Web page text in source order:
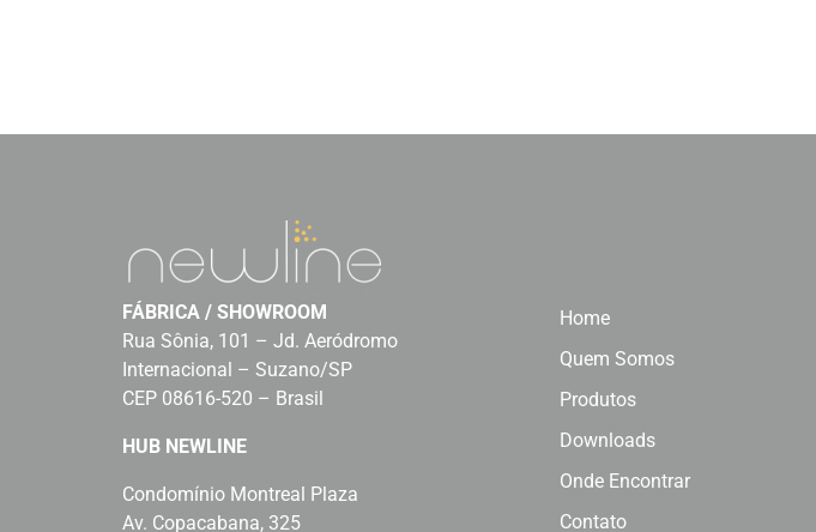
FÁBRICA / SHOWROOM
Rua Sônia, 101 – Jd. Aeródromo
Internacional – Suzano/SP
CEP 08616-520 – Brasil
HUB NEWLINE
Condomínio Montreal Plaza
Av. Copacabana, 325
Home
Quem Somos
Produtos
Downloads
Onde Encontrar
Contato